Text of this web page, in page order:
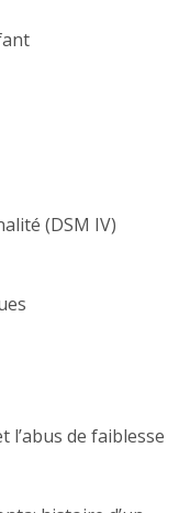
(DSM IV)
l’abus de faiblesse